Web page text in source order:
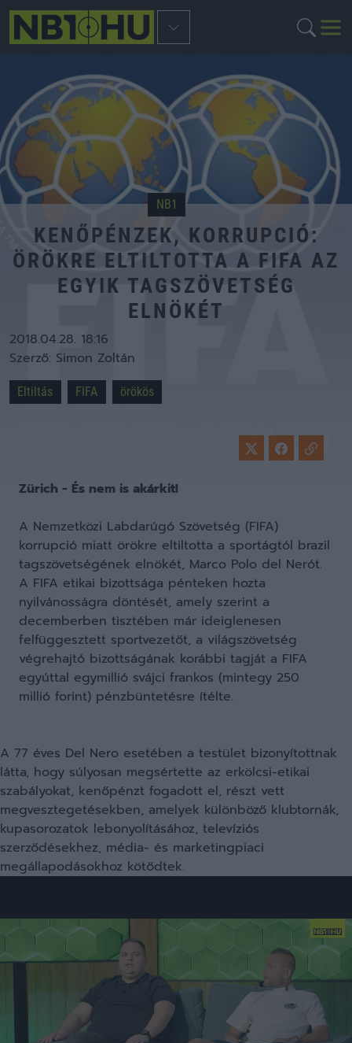
NB1
KENŐPÉNZEK, KORRUPCIÓ:
ÖRÖKRE ELTILTOTTA A FIFA AZ
EGYIK TAGSZÖVETSÉG
ELNÖKÉT
2018.04.28. 18:16
Szerző: Simon Zoltán
Eltiltás FIFA örökös
Zürich - És nem is akárkit!
A Nemzetközi Labdarúgó Szövetség (FIFA)
korrupció miatt örökre eltiltotta a sportágtól brazil
tagszövetségének elnökét, Marco Polo del Nerót.
A FIFA etikai bizottsága pénteken hozta
nyilvánosságra döntését, amely szerint a
decemberben tisztében már ideiglenesen
felfüggesztett sportvezetőt, a világszövetség
végrehajtó bizottságának korábbi tagját a FIFA
egyúttal egymillió svájci frankos (mintegy 250
millió forint) pénzbüntetésre ítélte.
A 77 éves Del Nero esetében a testület bizonyítottnak
látta, hogy súlyosan megsértette az erkölcsi-etikai
szabályokat, kenőpénzt fogadott el, részt vett
megvesztegetésekben, amelyek különböző klubtornák,
kupasorozatok lebonyolításához, televíziós
szerződésekhez, média- és marketingpiaci
megállapodásokhoz kötődtek.